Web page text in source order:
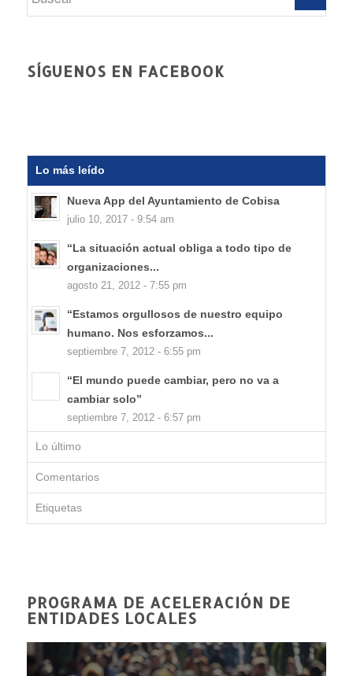
SÍGUENOS EN FACEBOOK
Lo más leído
Nueva App del Ayuntamiento de Cobisa
julio 10, 2017 - 9:54 am
“La situación actual obliga a todo tipo de
organizaciones...
agosto 21, 2012 - 7:55 pm
“Estamos orgullosos de nuestro equipo
humano. Nos esforzamos...
septiembre 7, 2012 - 6:55 pm
“El mundo puede cambiar, pero no va a
cambiar solo”
septiembre 7, 2012 - 6:57 pm
Lo último
Comentarios
Etiquetas
PROGRAMA DE ACELERACIÓN DE
ENTIDADES LOCALES